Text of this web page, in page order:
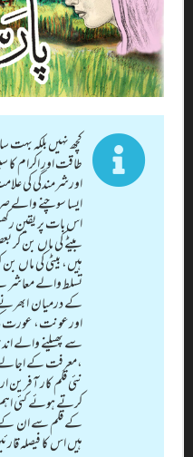
کچھ نہیں بلکہ
طاقت اور اکرام
اورشرمندگی کی
ایسا سوچنے والے
اس بات پر یقین
بیٹے کی ماں بن کر
ہیں، بیٹی کی ماں
تسلط والے معاشر
کے درمیان
اورعونت، عورت
سے پھیلنے والے
،معرفت کے
نئی قلم کار
کرتے ہوئے کئی
کے قلم سے ان کے
ہیں اس کا فیصلہ